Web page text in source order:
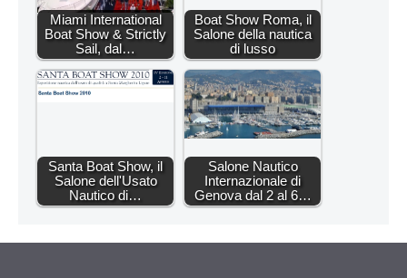
Miami International
Boat Show & Strictly
Sail, dal…
Boat Show Roma, il
Salone della nautica
di lusso
Santa Boat Show, il
Salone dell'Usato
Nautico di…
Salone Nautico
Internazionale di
Genova dal 2 al 6…